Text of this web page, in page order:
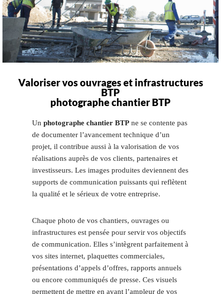
Valoriser vos ouvrages et infrastructures
BTP
photographe chantier BTP
Un photographe chantier BTP ne se contente pas
de documenter l’avancement technique d’un
projet, il contribue aussi à la valorisation de vos
réalisations auprès de vos clients, partenaires et
investisseurs. Les images produites deviennent des
supports de communication puissants qui reflètent
la qualité et le sérieux de votre entreprise.
Chaque photo de vos chantiers, ouvrages ou
infrastructures est pensée pour servir vos objectifs
de communication. Elles s’intègrent parfaitement à
vos sites internet, plaquettes commerciales,
présentations d’appels d’offres, rapports annuels
ou encore communiqués de presse. Ces visuels
permettent de mettre en avant l’ampleur de vos